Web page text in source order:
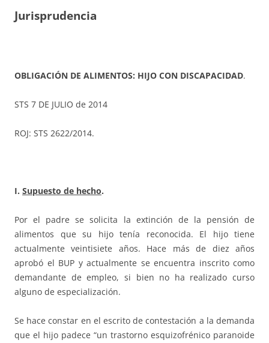
Jurisprudencia
OBLIGACIÓN DE ALIMENTOS: HIJO CON DISCAPACIDAD.
STS 7 DE JULIO de 2014
ROJ: STS 2622/2014.
I. Supuesto de hecho.
Por el padre se solicita la extinción de la pensión de
alimentos que su hijo tenía reconocida. El hijo tiene
actualmente veintisiete años. Hace más de diez años
aprobó el BUP y actualmente se encuentra inscrito como
demandante de empleo, si bien no ha realizado curso
alguno de especialización.
Se hace constar en el escrito de contestación a la demanda
que el hijo padece “un trastorno esquizofrénico paranoide